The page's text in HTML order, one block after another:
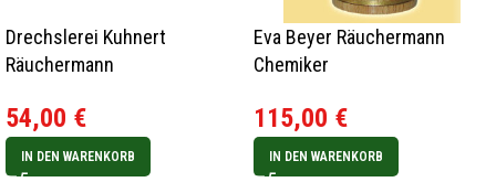
Drechslerei Kuhnert
Räuchermann
Igluschnecke Neu 2023
54,00 €
IN DEN WARENKORB
Eva Beyer Räuchermann
Chemiker
115,00 €
IN DEN WARENKORB